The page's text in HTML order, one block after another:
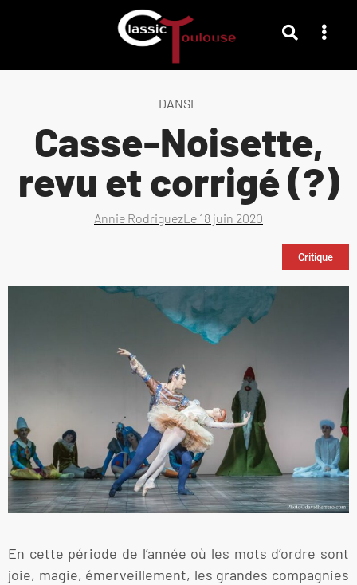
DANSE
Casse-Noisette,
revu et corrigé (?)
Annie RodriguezLe 18 juin 2020
Critique
En cette période de l’année où les mots d’ordre sont
joie, magie, émerveillement, les grandes compagnies